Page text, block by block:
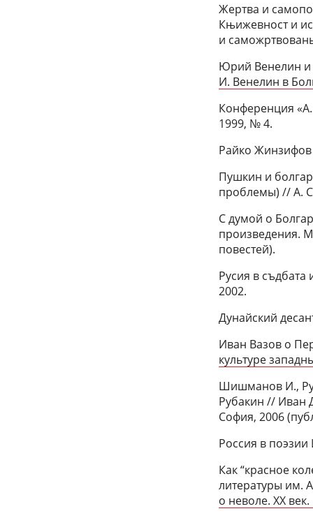
Жертва и
Књижевност и
и
Юрий Венелин и
И. Венелин в
Конференция
1999, № 4.
Райко
Пушкин и
проблемы) // А.
С думой о
произведения.
повестей).
Русия в съдбата
2002.
Дунайский
Иван Вазов о
культуре
Шишманов И.,
Рубакин // Иван
София, 2006
Россия в
Как “красное
литературы им.
о неволе. XX